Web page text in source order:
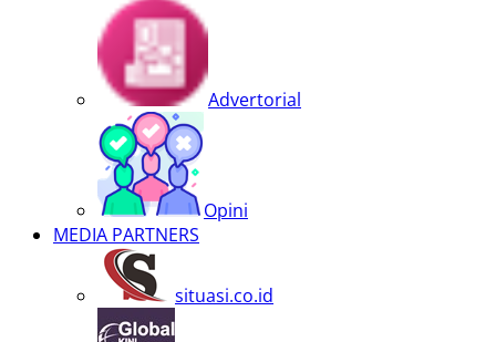
Advertorial
Opini
MEDIA PARTNERS
situasi.co.id